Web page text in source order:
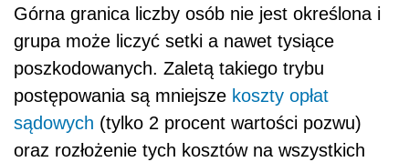
Górna granica liczby osób nie jest określona i
grupa może liczyć setki a nawet tysiące
poszkodowanych. Zaletą takiego trybu
postępowania są mniejsze koszty opłat
sądowych (tylko 2 procent wartości pozwu)
oraz rozłożenie tych kosztów na wszystkich